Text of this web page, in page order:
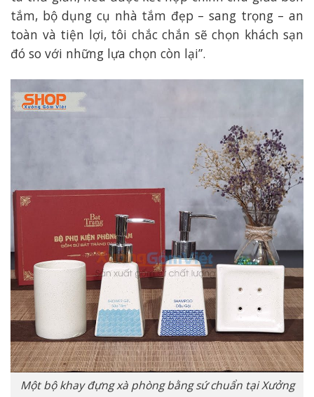
tắm, bộ dụng cụ nhà tắm đẹp – sang trọng – an
toàn và tiện lợi, tôi chắc chắn sẽ chọn khách sạn
đó so với những lựa chọn còn lại”.
Một bộ khay đựng xà phòng bằng sứ chuẩn tại Xưởng